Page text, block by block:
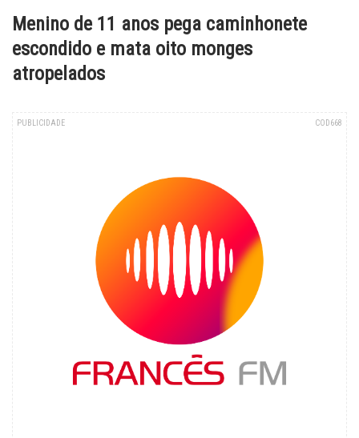
Menino de 11 anos pega caminhonete
escondido e mata oito monges
atropelados
PUBLICIDADE COD668